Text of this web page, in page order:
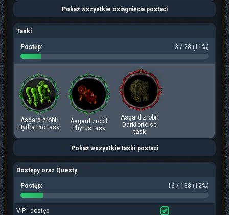
Pokaż wszystkie osiągnięcia postaci
Taski
Postęp: 3 / 28 (11%)
Asgard zrobił
Hydra Pro task
Asgard zrobił
Phyrus task
Asgard zrobił
Darktortoise
task
Pokaż wszystkie taski postaci
Dostępy oraz Questy
Postęp: 16 / 138 (12%)
VIP - dostęp